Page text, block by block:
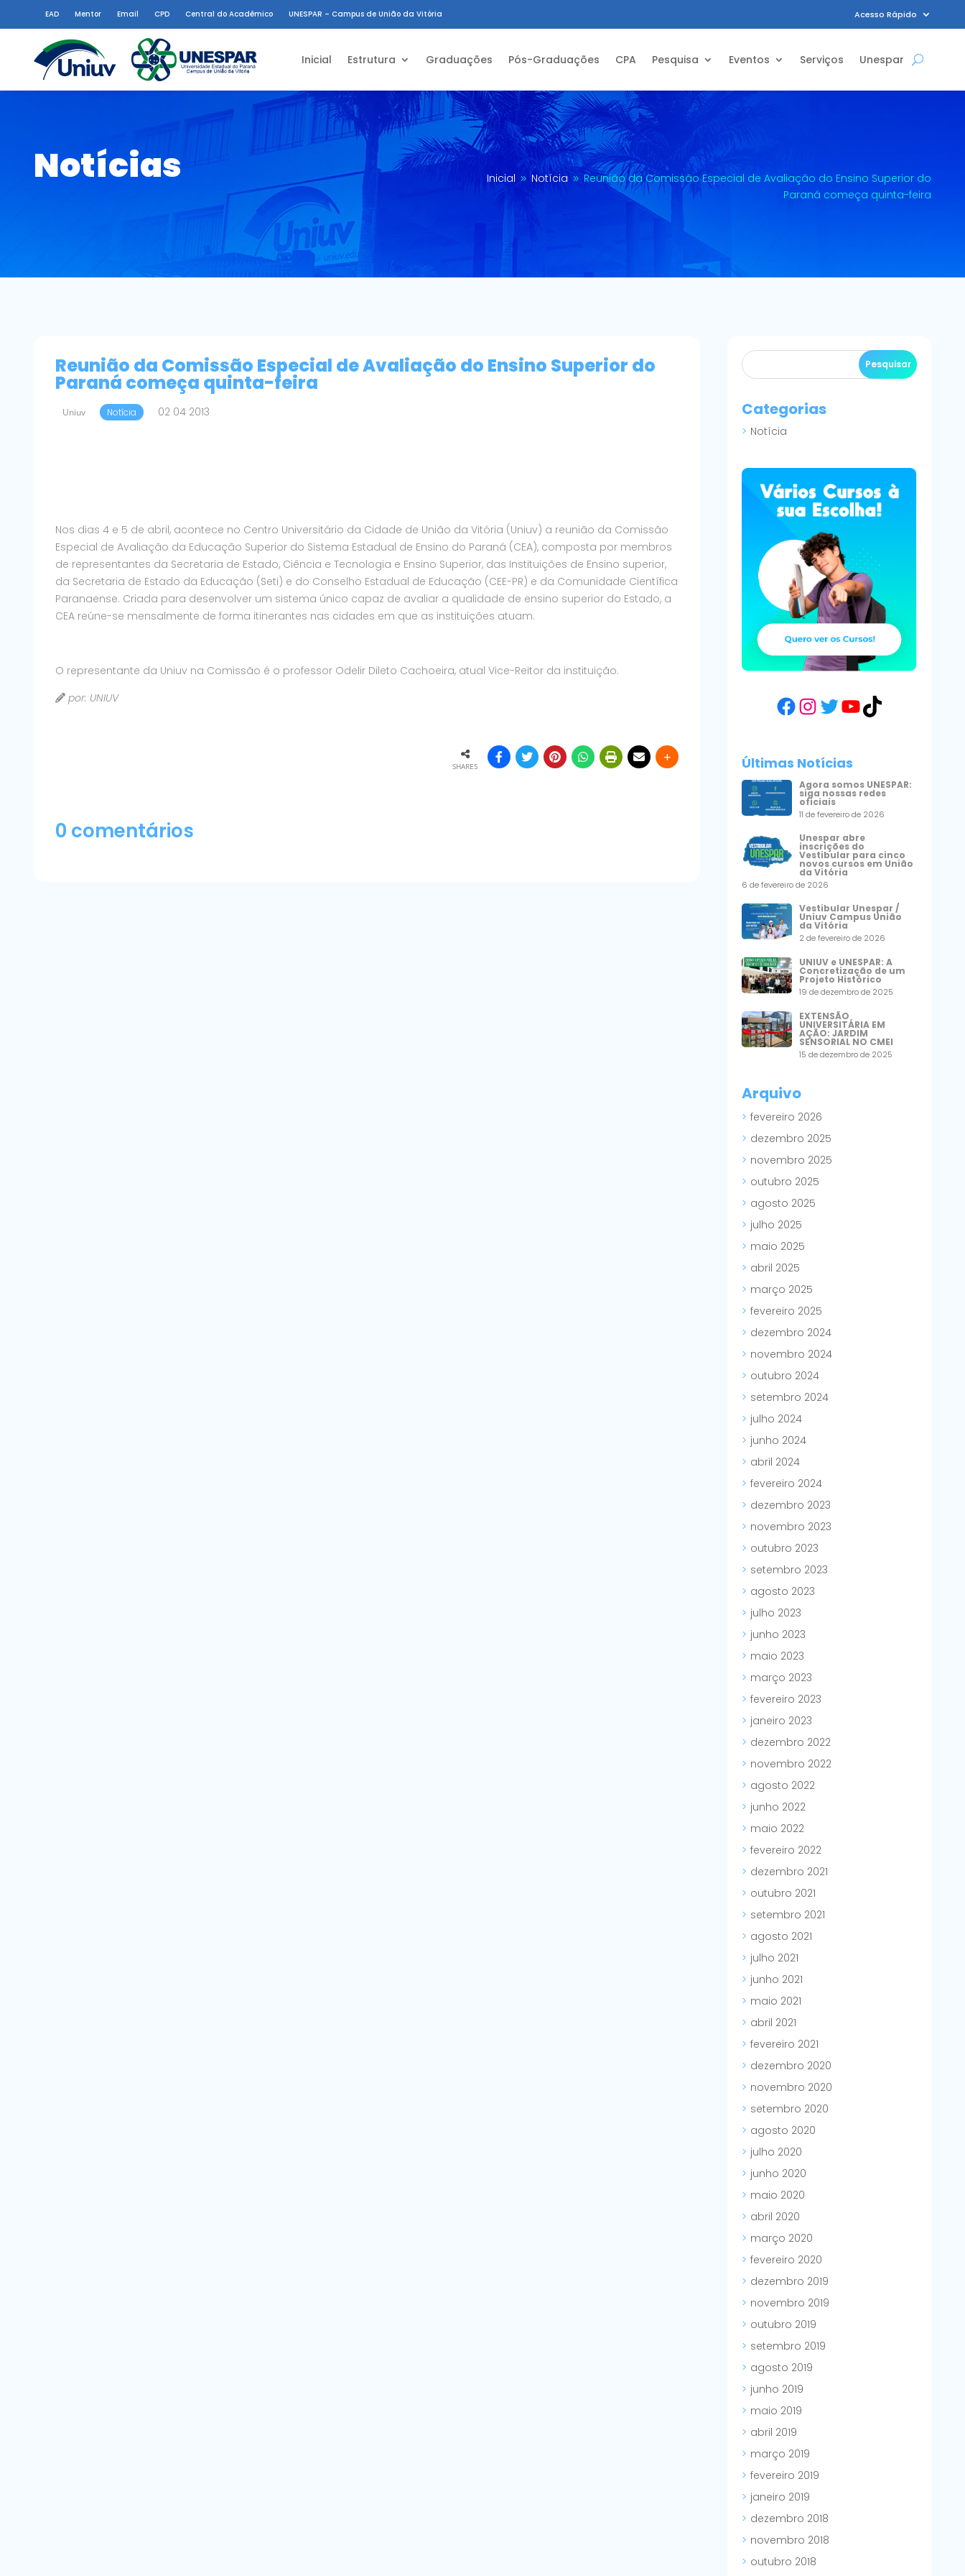
EAD Mentor Email CPD Central do Acadêmico UNESPAR – Campus de União da Vitória Acesso Rápido
Inicial Estrutura Graduações Pós-Graduações CPA Pesquisa Eventos Serviços Unespar
Notícias Inicial 9 Notícia 9 Reunião da Comissão Especial de Avaliação do Ensino Superior do
Paraná começa quinta-feira
Reunião da Comissão Especial de Avaliação do Ensino Superior do
Paraná começa quinta-feira
Uniuv Notícia 02 04 2013
Nos dias 4 e 5 de abril, acontece no Centro Universitário da Cidade de União da Vitória (Uniuv) a reunião da Comissão
Especial de Avaliação da Educação Superior do Sistema Estadual de Ensino do Paraná (CEA), composta por membros
de representantes da Secretaria de Estado, Ciência e Tecnologia e Ensino Superior, das Instituições de Ensino superior,
da Secretaria de Estado da Educação (Seti) e do Conselho Estadual de Educação (CEE-PR) e da Comunidade Científica
Paranaense. Criada para desenvolver um sistema único capaz de avaliar a qualidade de ensino superior do Estado, a
CEA reúne-se mensalmente de forma itinerantes nas cidades em que as instituições atuam.
O representante da Uniuv na Comissão é o professor Odelir Dileto Cachoeira, atual Vice-Reitor da instituição.
por: UNIUV
SHARES
0 comentários
Categorias
Notícia
Facebook
Instagram
Twitter
YouTube
TikTok
Últimas Notícias
Agora somos UNESPAR:
siga nossas redes
oficiais
11 de fevereiro de 2026
Unespar abre
inscrições do
Vestibular para cinco
novos cursos em União
da Vitória
6 de fevereiro de 2026
Vestibular Unespar /
Uniuv Campus União
da Vitória
2 de fevereiro de 2026
UNIUV e UNESPAR: A
Concretização de um
Projeto Histórico
19 de dezembro de 2025
EXTENSÃO
UNIVERSITÁRIA EM
AÇÃO: JARDIM
SENSORIAL NO CMEI
15 de dezembro de 2025
Arquivo
fevereiro 2026
dezembro 2025
novembro 2025
outubro 2025
agosto 2025
julho 2025
maio 2025
abril 2025
março 2025
fevereiro 2025
dezembro 2024
novembro 2024
outubro 2024
setembro 2024
julho 2024
junho 2024
abril 2024
fevereiro 2024
dezembro 2023
novembro 2023
outubro 2023
setembro 2023
agosto 2023
julho 2023
junho 2023
maio 2023
março 2023
fevereiro 2023
janeiro 2023
dezembro 2022
novembro 2022
agosto 2022
junho 2022
maio 2022
fevereiro 2022
dezembro 2021
outubro 2021
setembro 2021
agosto 2021
julho 2021
junho 2021
maio 2021
abril 2021
fevereiro 2021
dezembro 2020
novembro 2020
setembro 2020
agosto 2020
julho 2020
junho 2020
maio 2020
abril 2020
março 2020
fevereiro 2020
dezembro 2019
novembro 2019
outubro 2019
setembro 2019
agosto 2019
junho 2019
maio 2019
abril 2019
março 2019
fevereiro 2019
janeiro 2019
dezembro 2018
novembro 2018
outubro 2018